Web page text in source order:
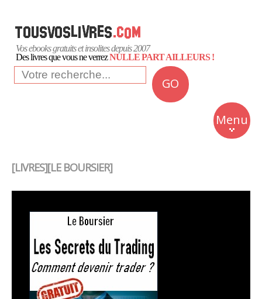
Vos ebooks gratuits et insolites depuis 2007
Des livres que vous ne verrezNULLE PART AILLEURS !
GO
Menu
Insolite
Business
[LIVRES][LE BOURSIER]